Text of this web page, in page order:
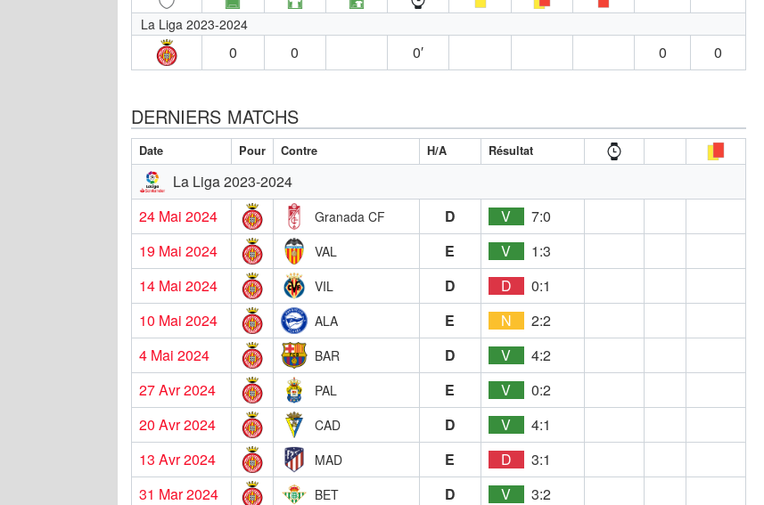
La Liga 2023-2024
0 0 0′ 0 0
DERNIERS MATCHS
Date Pour Contre H/A Résultat
La Liga 2023-2024
24 Mai 2024
Granada CF D V
7:0
19 Mai 2024
VAL E V
1:3
14 Mai 2024
VIL D D
0:1
10 Mai 2024
ALA E N
2:2
4 Mai 2024
BAR D V
4:2
27 Avr 2024
PAL E V
0:2
20 Avr 2024
CAD D V
4:1
13 Avr 2024
MAD E D
3:1
31 Mar 2024
BET D V
3:2